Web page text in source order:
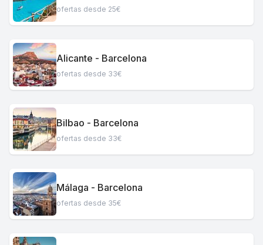
ofertas desde 25€
Alicante - Barcelona
ofertas desde 33€
Bilbao - Barcelona
ofertas desde 33€
Málaga - Barcelona
ofertas desde 35€